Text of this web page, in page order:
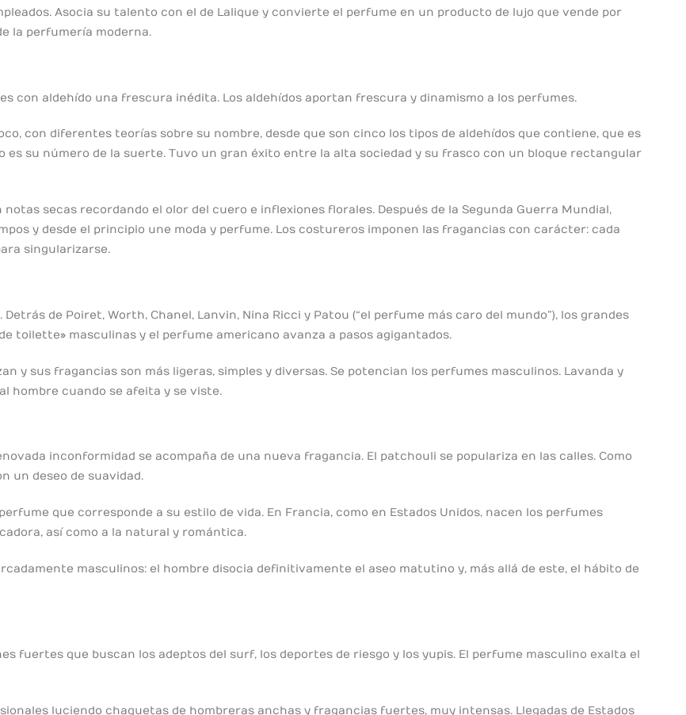
Asocia su talento con el de Lalique y convierte el perfume en un producto de lujo que vende por
la perfumería moderna.
con aldehído una frescura inédita. Los aldehídos aportan frescura y dinamismo a los perfumes.
con diferentes teorías sobre su nombre, desde que son cinco los tipos de aldehídos que contiene, que es
es su número de la suerte. Tuvo un gran éxito entre la alta sociedad y su frasco con un bloque rectangular
secas recordando el olor del cuero e inflexiones florales. Después de la Segunda Guerra Mundial,
y desde el principio une moda y perfume. Los costureros imponen las fragancias con carácter: cada
singularizarse.
de Poiret, Worth, Chanel, Lanvin, Nina Ricci y Patou (“el perfume más caro del mundo”), los grandes
toilette» masculinas y el perfume americano avanza a pasos agigantados.
y sus fragancias son más ligeras, simples y diversas. Se potencian los perfumes masculinos. Lavanda y
hombre cuando se afeita y se viste.
inconformidad se acompaña de una nueva fragancia. El patchouli se populariza en las calles. Como
un deseo de suavidad.
que corresponde a su estilo de vida. En Francia, como en Estados Unidos, nacen los perfumes
así como a la natural y romántica.
masculinos: el hombre disocia definitivamente el aseo matutino y, más allá de este, el hábito de
fuertes que buscan los adeptos del surf, los deportes de riesgo y los yupis. El perfume masculino exalta el
luciendo chaquetas de hombreras anchas y fragancias fuertes, muy intensas. Llegadas de Estados